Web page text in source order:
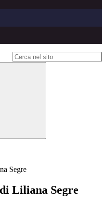
Segre
Liliana Segre